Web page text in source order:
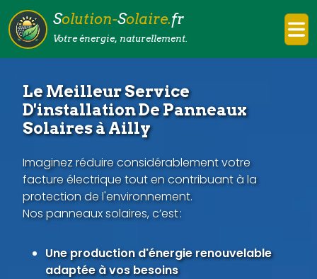
Solution-Solaire.fr
Votre énergie, naturellement.
Le Meilleur Service
D'installation De Panneaux
Solaires à Ailly
Imaginez réduire considérablement votre
facture électrique tout en contribuant à la
protection de l'environnement.
Nos panneaux solaires, c’est :
Une production d'énergie renouvelable
adaptée à vos besoins